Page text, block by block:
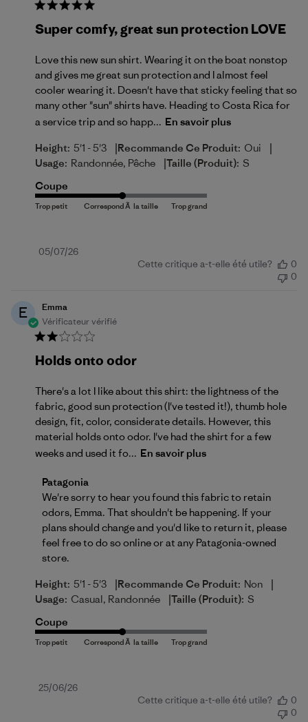
Super comfy, great sun protection LOVE
Love this new sun shirt. Wearing it on the boat nonstop
and gives me great sun protection and I almost feel
cooler wearing it. Doesn't have that sticky feeling that so
many other "sun" shirts have. Heading to Costa Rica for
a service trip and so happ... En savoir plus
Height: 5'1 - 5'3 |Recommande Ce Produit: Oui |
Usage: Randonnée, Pêche |Taille (produit): S
Coupe
Date
05/07/26
Cette critique a-t-elle été utile?
0
0
E
Emma
Vérificateur vérifié
Holds onto odor
There's a lot I like about this shirt: the lightness of the
fabric, good sun protection (I've tested it!), thumb hole
design, fit, color, considerate details. However, this
material holds onto odor. I've had the shirt for a few
weeks and used it fo... En savoir plus
Commentaires du propriétaire du magasin sur
Patagonia
We're sorry to hear you found this fabric to retain
odors, Emma. That shouldn't be happening. If your
plans should change and you'd like to return it, please
feel free to do so online or at any Patagonia-owned
store.
Height: 5'1 - 5'3 |Recommande Ce Produit: Non |
Usage: Casual, Randonnée |Taille (produit): S
Coupe
Date
25/06/26
Cette critique a-t-elle été utile?
0
0